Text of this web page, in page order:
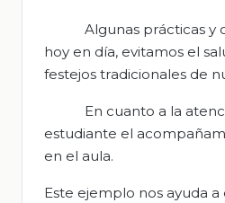
Algunas prácticas y
hoy en día, evitamos el
festejos tradicionales de
En cuanto a la
estudiante el
en el aula.
Este ejemplo nos ayuda